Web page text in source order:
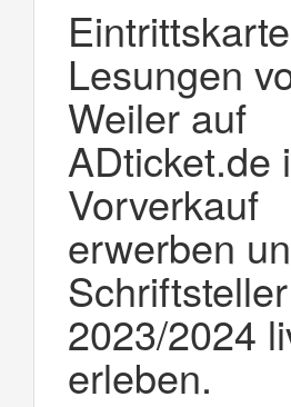
Lesungen
Weiler auf
ADticket.de
Vorverkauf
erwerben
Schriftsteller
2023/2024
erleben.